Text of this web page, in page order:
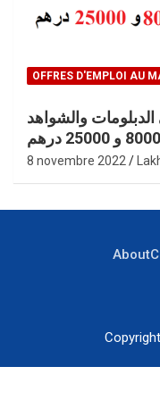
OFFRES D'EMPLOI AU
والشواهد
8 novembre 2022
About